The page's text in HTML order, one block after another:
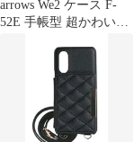
arrows We2 ケース F-
52E 手帳型 超かわいい